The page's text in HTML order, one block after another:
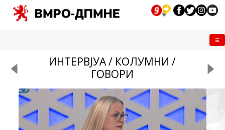
ИНТЕРВЈУА / КОЛУМНИ /
ГОВОРИ